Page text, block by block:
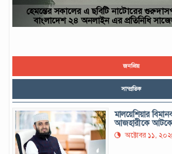
ছবিটি নওগাঁ জেলার রাণীনগর
ইউসুফ,
জনপ্রিয়
সাম্প্রতিক
মালয়েশিয়ার
আজহারীকে আটকে
অক্টোবর ১১,